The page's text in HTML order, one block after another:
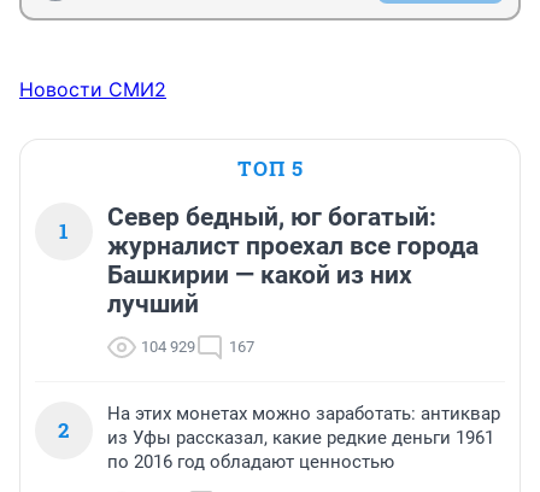
Новости СМИ2
ТОП 5
1
Север бедный, юг богатый:
журналист проехал все города
Башкирии — какой из них
лучший
104 929 167
2
На этих монетах можно заработать: антиквар
из Уфы рассказал, какие редкие деньги 1961
по 2016 год обладают ценностью